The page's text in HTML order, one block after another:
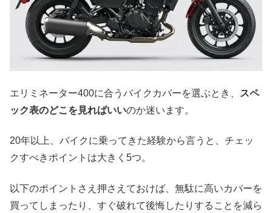
エリミネーター400に合うバイクカバーを選ぶとき、
スペ
ック表のどこを見ればいいのか迷います。
20年以上、バイクに乗ってきた経験から言うと、チェッ
クすべきポイントは大きく5つ。
以下のポイントさえ押さえておけば、無駄に高いカバーを
買ってしまったり、すぐ破れて後悔したりすることを減ら